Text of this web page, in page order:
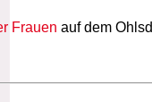
Frauen auf dem